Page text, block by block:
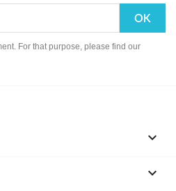
For that purpose, please find our

